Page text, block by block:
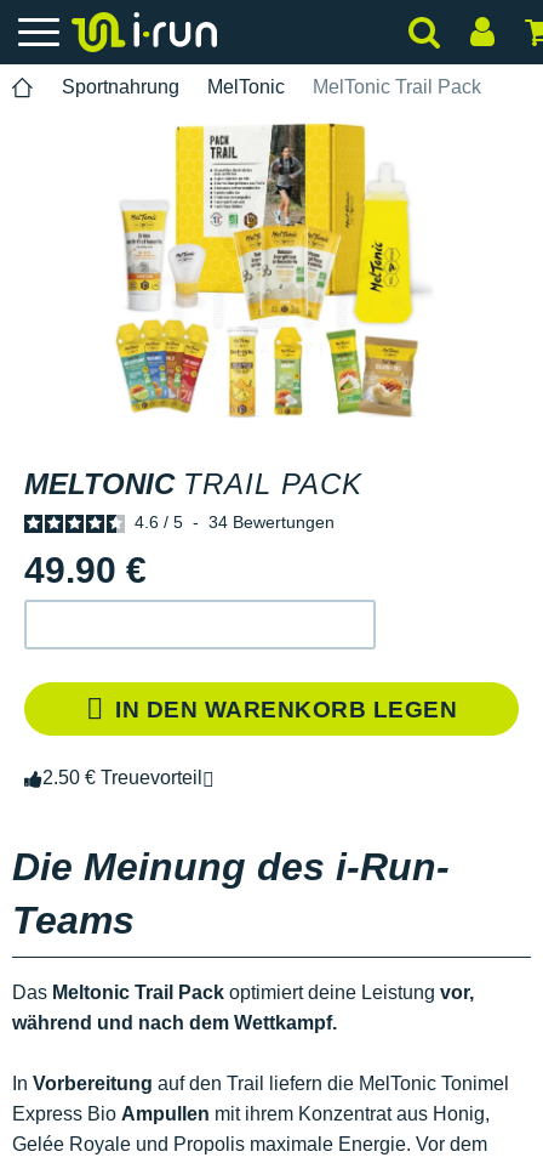
Sportnahrung MelTonic MelTonic Trail Pack
MELTONIC TRAIL PACK
4.6 / 5 - 34 Bewertungen
49.90 €
IN DEN WARENKORB LEGEN
2.50 € Treuevorteil
Die Meinung des i-Run-
Teams
Das Meltonic Trail Pack optimiert deine Leistung vor,
während und nach dem Wettkampf.
In Vorbereitung auf den Trail liefern die MelTonic Tonimel
Express Bio Ampullen mit ihrem Konzentrat aus Honig,
Gelée Royale und Propolis maximale Energie. Vor dem